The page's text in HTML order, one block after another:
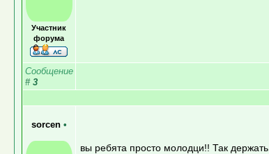
Участник
форума
Сообщение
# 3
sorcen •
вы ребята просто молодци!! Так держать.